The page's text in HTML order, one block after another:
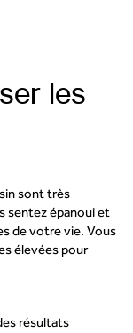
les
sont très
sentez épanoui et
de votre vie. Vous
élevées pour
résultats